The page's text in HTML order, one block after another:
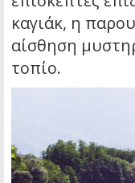
καγιάκ, η
αίσθηση
τοπίο.